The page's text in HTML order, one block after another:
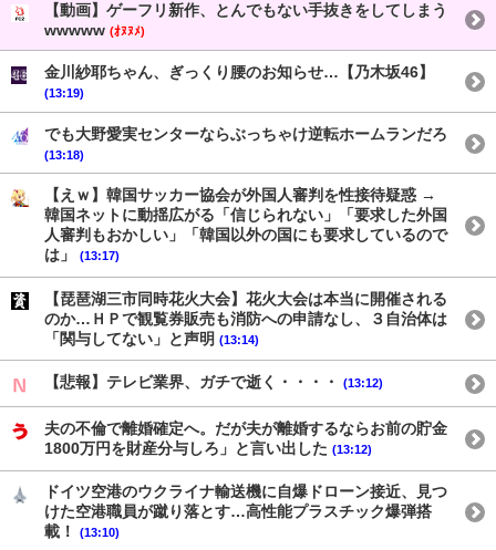
【動画】ゲーフリ新作、とんでもない手抜きをしてしまう
wwwww (ｵﾇﾇﾒ)
金川紗耶ちゃん、ぎっくり腰のお知らせ…【乃木坂46】
(13:19)
でも大野愛実センターならぶっちゃけ逆転ホームランだろ
(13:18)
【えｗ】韓国サッカー協会が外国人審判を性接待疑惑 →
韓国ネットに動揺広がる「信じられない」「要求した外国
人審判もおかしい」「韓国以外の国にも要求しているので
は」
(13:17)
【琵琶湖三市同時花火大会】花火大会は本当に開催される
のか…ＨＰで観覧券販売も消防への申請なし、３自治体は
「関与してない」と声明 (13:14)
【悲報】テレビ業界、ガチで逝く・・・・ (13:12)
夫の不倫で離婚確定へ。だが夫が離婚するならお前の貯金
1800万円を財産分与しろ」と言い出した (13:12)
ドイツ空港のウクライナ輸送機に自爆ドローン接近、見つ
けた空港職員が蹴り落とす…高性能プラスチック爆弾搭
載！
(13:10)